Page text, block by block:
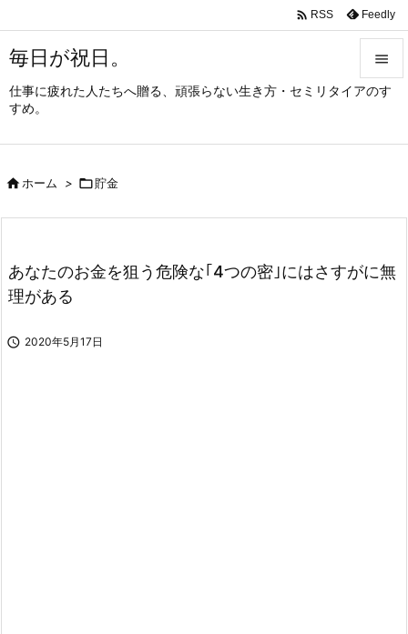
毎日が祝日。
仕事に疲れた人たちへ贈る、頑張らない生き方・セミリタイアのす
すめ。




 RSS Feedly
ホーム > 貯金
あなたのお金を狙う危険な｢4つの密｣にはさすがに無
理がある
 2020年5月17日